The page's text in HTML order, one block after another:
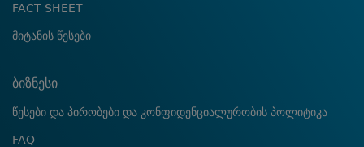
FACT SHEET
მიტანის წესები
ბიზნესი
წესები და პირობები და კონფიდენციალურობის პოლიტიკა
FAQ